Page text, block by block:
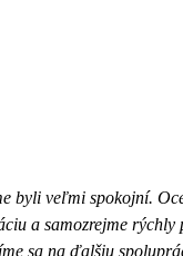
byli veľmi spokojní.
a samozrejme rýchly
sa na ďalšiu